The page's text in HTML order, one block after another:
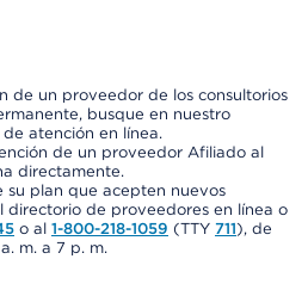
de un proveedor de los consultorios
busque en nuestro
atención en línea.
de un proveedor Afiliado al
directamente.
su plan que acepten nuevos
directorio de proveedores en línea o
o al 1-800-218-1059 (TTY 711), de
m. a 7 p. m.